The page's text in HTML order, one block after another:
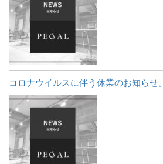
コロナウイルスに伴う休業のお知らせ。